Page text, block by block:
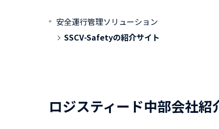
安全運行管理ソリューション
SSCV-Safetyの紹介サイト
ロジスティード中部会社紹